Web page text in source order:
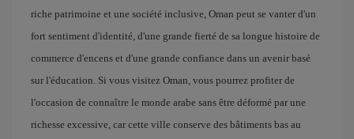
riche patrimoine et une société inclusive, Oman peut se vanter d'un
fort sentiment d'identité, d'une grande fierté de sa longue histoire de
commerce d'encens et d'une grande confiance dans un avenir basé
sur l'éducation. Si vous visitez Oman, vous pourrez profiter de
l'occasion de connaître le monde arabe sans être déformé par une
richesse excessive, car cette ville conserve des bâtiments bas au